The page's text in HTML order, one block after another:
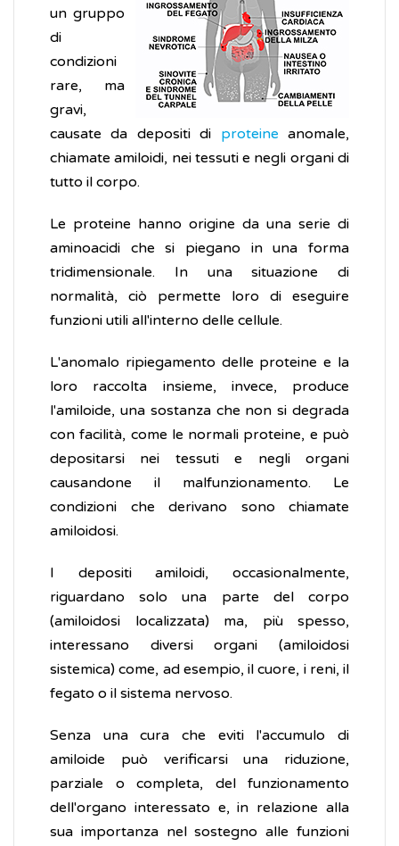
un gruppo
di
condizioni
rare, ma
gravi,
causate da depositi di proteine anomale,
chiamate amiloidi, nei tessuti e negli organi di
tutto il corpo.
Le proteine hanno origine da una serie di
aminoacidi che si piegano in una forma
tridimensionale. In una situazione di
normalità, ciò permette loro di eseguire
funzioni utili all'interno delle cellule.
L'anomalo ripiegamento delle proteine e la
loro raccolta insieme, invece, produce
l'amiloide, una sostanza che non si degrada
con facilità, come le normali proteine, ​​e può
depositarsi nei tessuti e negli organi
causandone il malfunzionamento. Le
condizioni che derivano sono chiamate
amiloidosi.
I depositi amiloidi, occasionalmente,
riguardano solo una parte del corpo
(amiloidosi localizzata) ma, più spesso,
interessano diversi organi (amiloidosi
sistemica) come, ad esempio, il cuore, i reni, il
fegato o il sistema nervoso.
Senza una cura che eviti l'accumulo di
amiloide può verificarsi una riduzione,
parziale o completa, del funzionamento
dell'organo interessato e, in relazione alla
sua importanza nel sostegno alle funzioni